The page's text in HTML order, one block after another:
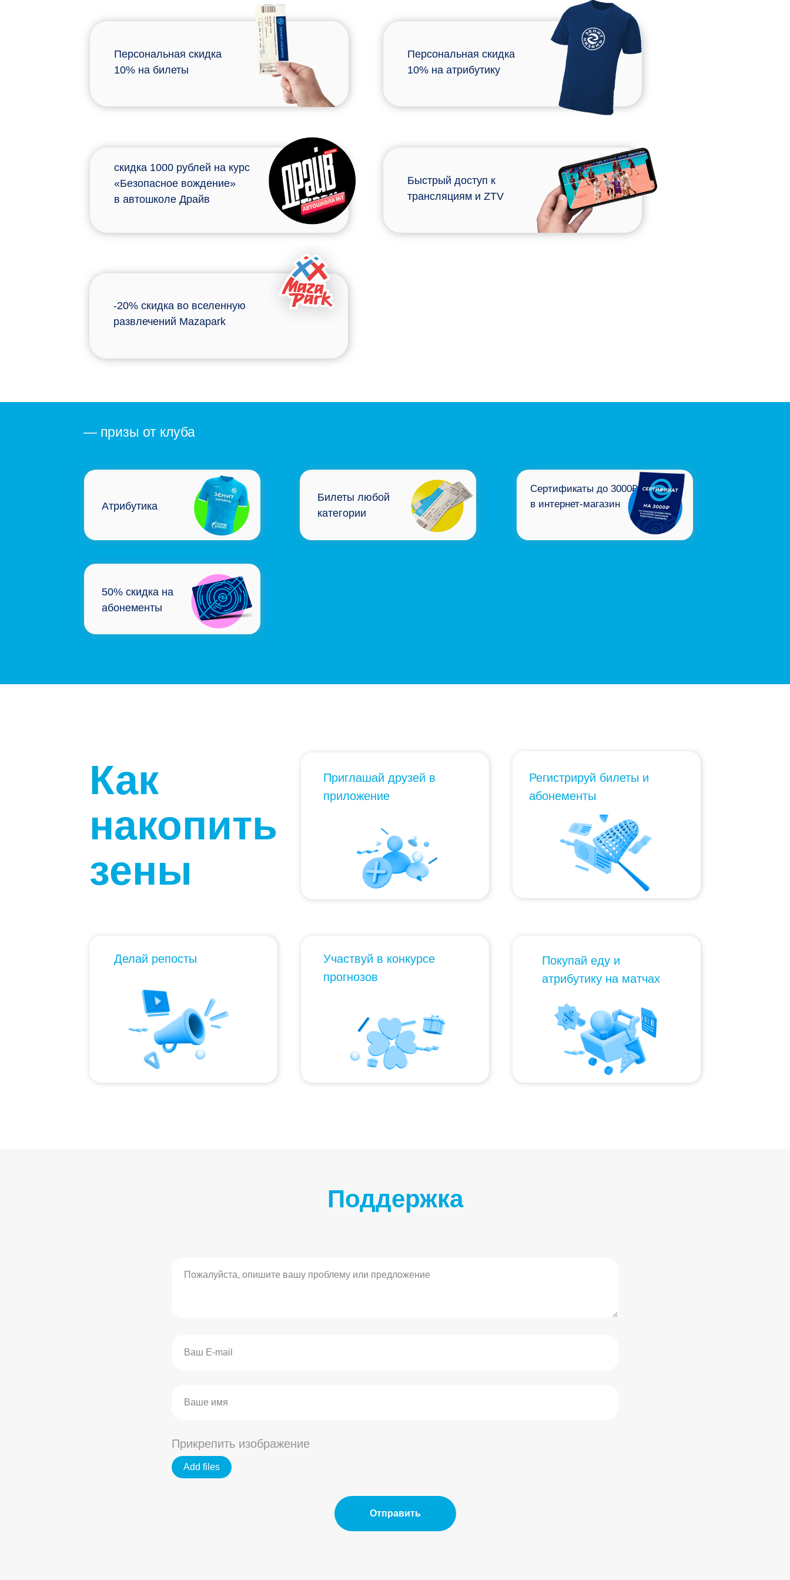
Персональная скидка
10% на атрибутику
Персональная скидка
10% на билеты
Быстрый доступ к
трансляциям и ZTV
скидка 1000 рублей на курс
«Безопасное вождение»
в автошколе Драйв
-20% скидка во вселенную
развлечений Mazapark
Атрибутика
Билеты любой
категории
50% скидка на
абонементы
Сертификаты до 3000₽
в интернет-магазин
— призы от клуба
Приглашай друзей в
приложение
Регистрируй билеты и
абонементы
Покупай еду и
атрибутику на матчах
Участвуй в конкурсе
прогнозов
Делай репосты
Как
накопить
зены
Поддержка
Прикрепить изображение
Add files
Отправить